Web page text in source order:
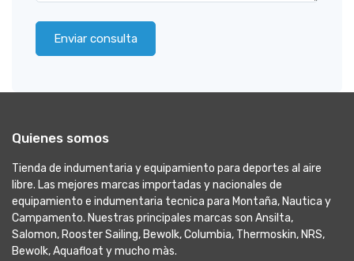
Enviar consulta
Quienes somos
Tienda de indumentaria y equipamiento para deportes al aire
libre. Las mejores marcas importadas y nacionales de
equipamiento e indumentaria tecnica para Montaña, Nautica y
Campamento. Nuestras principales marcas son Ansilta,
Salomon, Rooster Sailing, Bewolk, Columbia, Thermoskin, NRS,
Bewolk, Aquafloat y mucho màs.